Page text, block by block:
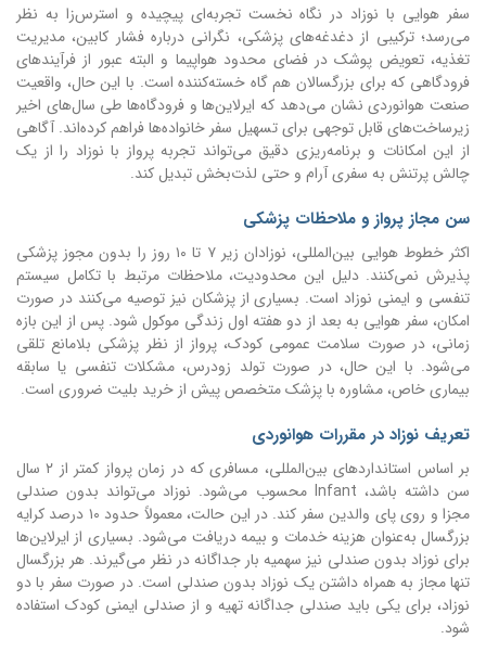
سفر هوایی با نوزاد در نگاه نخست تجربه‌ای پیچیده و استرس‌زا به نظر
می‌رسد؛ ترکیبی از دغدغه‌های پزشکی، نگرانی درباره فشار کابین، مدیریت
تغذیه، تعویض پوشک در فضای محدود هواپیما و البته عبور از فرآیندهای
فرودگاهی که برای بزرگسالان هم گاه خسته‌کننده است. با این حال، واقعیت
صنعت هوانوردی نشان می‌دهد که ایرلاین‌ها و فرودگاه‌ها طی سال‌های اخیر
زیرساخت‌های قابل توجهی برای تسهیل سفر خانواده‌ها فراهم کرده‌اند. آگاهی
از این امکانات و برنامه‌ریزی دقیق می‌تواند تجربه پرواز با نوزاد را از یک
چالش پرتنش به سفری آرام و حتی لذت‌بخش تبدیل کند.
سن مجاز پرواز و ملاحظات پزشکی
اکثر خطوط هوایی بین‌المللی، نوزادان زیر ۷ تا ۱۰ روز را بدون مجوز پزشکی
پذیرش نمی‌کنند. دلیل این محدودیت، ملاحظات مرتبط با تکامل سیستم
تنفسی و ایمنی نوزاد است. بسیاری از پزشکان نیز توصیه می‌کنند در صورت
امکان، سفر هوایی به بعد از دو هفته اول زندگی موکول شود. پس از این بازه
زمانی، در صورت سلامت عمومی کودک، پرواز از نظر پزشکی بلامانع تلقی
می‌شود. با این حال، در صورت تولد زودرس، مشکلات تنفسی یا سابقه
بیماری خاص، مشاوره با پزشک متخصص پیش از خرید بلیت ضروری است.
تعریف نوزاد در مقررات هوانوردی
بر اساس استانداردهای بین‌المللی، مسافری که در زمان پرواز کمتر از ۲ سال
سن داشته باشد، Infant محسوب می‌شود. نوزاد می‌تواند بدون صندلی
مجزا و روی پای والدین سفر کند. در این حالت، معمولاً حدود ۱۰ درصد کرایه
بزرگسال به‌عنوان هزینه خدمات و بیمه دریافت می‌شود. بسیاری از ایرلاین‌ها
برای نوزاد بدون صندلی نیز سهمیه بار جداگانه در نظر می‌گیرند. هر بزرگسال
تنها مجاز به همراه داشتن یک نوزاد بدون صندلی است. در صورت سفر با دو
نوزاد، برای یکی باید صندلی جداگانه تهیه و از صندلی ایمنی کودک استفاده
شود.